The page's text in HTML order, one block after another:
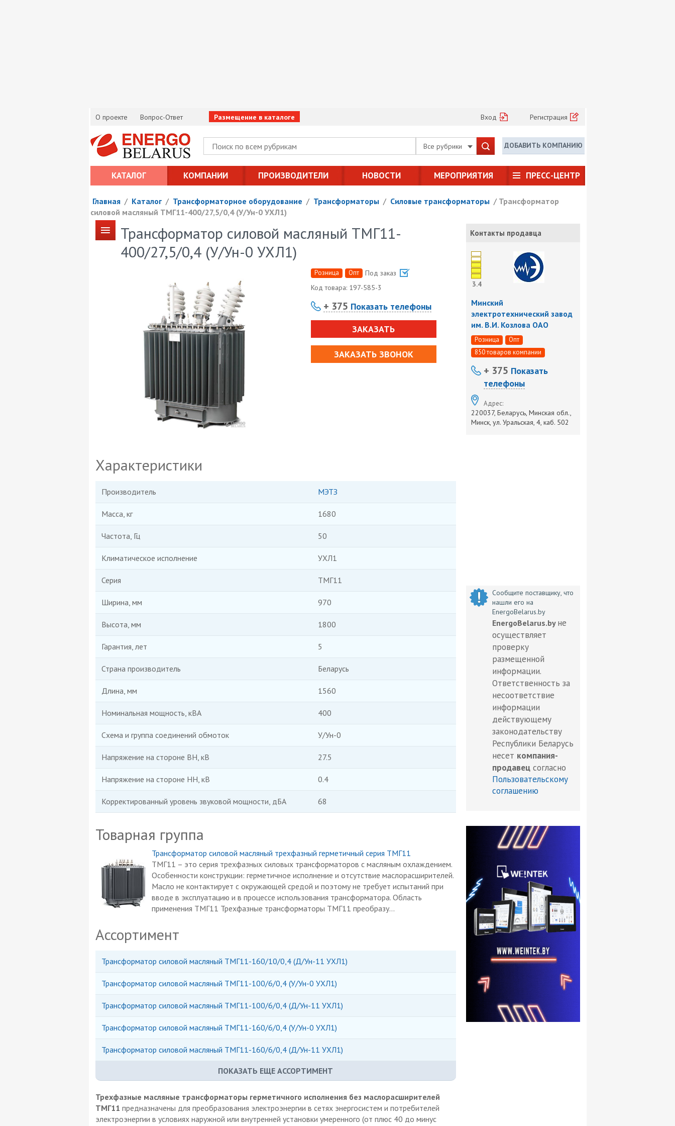
О проекте Вопрос-Ответ Размещение в каталоге Вход Регистрация
Все рубрики ДОБАВИТЬ КОМПАНИЮ
КАТАЛОГ КОМПАНИИ ПРОИЗВОДИТЕЛИ НОВОСТИ МЕРОПРИЯТИЯ ПРЕСС-ЦЕНТР
Главная / Каталог / Трансформаторное оборудование / Трансформаторы / Силовые трансформаторы / Трансформатор
силовой масляный ТМГ11-400/27,5/0,4 (У/Ун-0 УХЛ1)
Трансформатор силовой масляный ТМГ11-
400/27,5/0,4 (У/Ун-0 УХЛ1)
Розница Опт
Под заказ
Код товара: 197-585-3
+ 375 Показать телефоны
ЗАКАЗАТЬ
ЗАКАЗАТЬ ЗВОНОК
Характеристики
Производитель МЭТЗ
Масса, кг 1680
Частота, Гц 50
Климатическое исполнение УХЛ1
Серия ТМГ11
Ширина, мм 970
Высота, мм 1800
Гарантия, лет 5
Страна производитель Беларусь
Длина, мм 1560
Номинальная мощность, кВА 400
Схема и группа соединений обмоток У/Ун-0
Напряжение на стороне ВН, кВ 27.5
Напряжение на стороне НН, кВ 0.4
Корректированный уровень звуковой мощности, дБА 68
Товарная группа
Трансформатор силовой масляный трехфазный герметичный серия ТМГ11
ТМГ11 – это серия трехфазных силовых трансформаторов с масляным охлаждением.
Особенности конструкции: герметичное исполнение и отсутствие маслорасширителей.
Масло не контактирует с окружающей средой и поэтому не требует испытаний при
вводе в эксплуатацию и в процессе использования трансформатора. Область
применения ТМГ11 Трехфазные трансформаторы ТМГ11 преобразу...
Ассортимент
Трансформатор силовой масляный ТМГ11-160/10/0,4 (Д/Ун-11 УХЛ1)
Трансформатор силовой масляный ТМГ11-100/6/0,4 (У/Ун-0 УХЛ1)
Трансформатор силовой масляный ТМГ11-100/6/0,4 (Д/Ун-11 УХЛ1)
Трансформатор силовой масляный ТМГ11-160/6/0,4 (У/Ун-0 УХЛ1)
Трансформатор силовой масляный ТМГ11-160/6/0,4 (Д/Ун-11 УХЛ1)
ПОКАЗАТЬ ЕЩЕ АССОРТИМЕНТ
Трехфазные масляные трансформаторы герметичного исполнения без маслорасширителей
ТМГ11 предназначены для преобразования электроэнергии в сетях энергосистем и потребителей
электроэнергии в условиях наружной или внутренней установки умеренного (от плюс 40 до минус
Контакты продавца
3.4
Минский
электротехнический завод
им. В.И. Козлова ОАО
Розница
Опт
850 товаров компании
+ 375 Показать
телефоны
Адрес:
220037, Беларусь, Минская обл.,
Минск, ул. Уральская, 4, каб. 502
Сообщите поставщику, что
нашли его на
EnergoBelarus.by
EnergoBelarus.by не
осуществляет
проверку
размещенной
информации.
Ответственность за
несоответствие
информации
действующему
законодательству
Республики Беларусь
несет компания-
продавец согласно
Пользовательскому
соглашению